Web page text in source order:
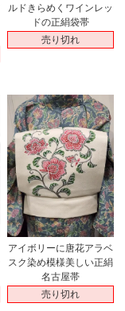
ルドきらめくワインレッ
ドの正絹袋帯
売り切れ
アイボリーに唐花アラベ
スク染め模様美しい正絹
名古屋帯
売り切れ